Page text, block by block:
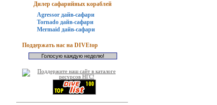
Дилер сафарийных кораблей
Agressor дайв-сафари
Tornado дайв-сафари
Mermaid дайв-сафари
Поддержать нас на DIVEtop